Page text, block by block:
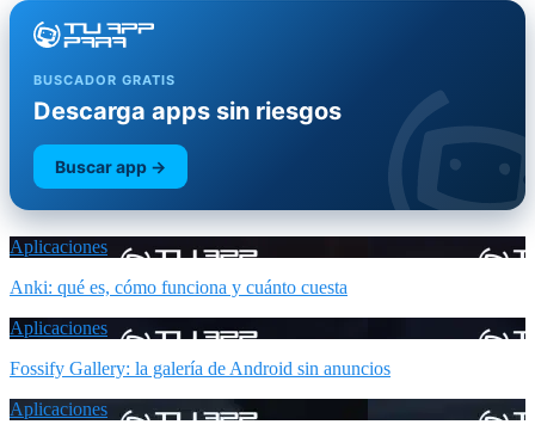
BUSCADOR GRATIS
Descarga apps sin riesgos
Buscar app →
Aplicaciones
Anki: qué es, cómo funciona y cuánto cuesta
Aplicaciones
Fossify Gallery: la galería de Android sin anuncios
Aplicaciones